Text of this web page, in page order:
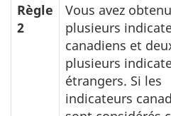
Règle
2
Vous avez
plusieurs
canadiens et
plusieurs
étrangers. Si les
indicateurs